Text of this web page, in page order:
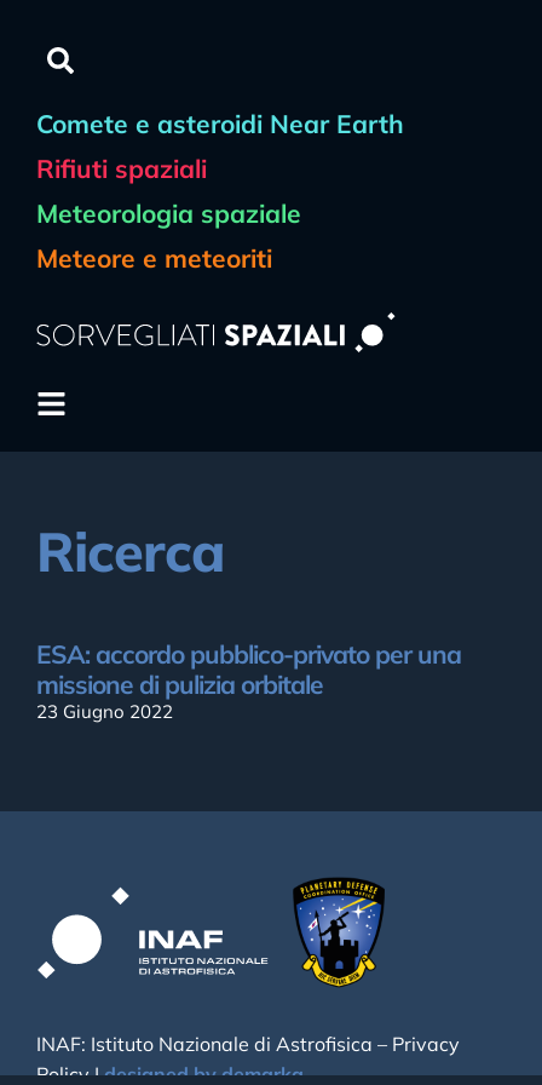
Comete e asteroidi Near Earth
Rifiuti spaziali
Meteorologia spaziale
Meteore e meteoriti
Ricerca
ESA: accordo pubblico-privato per una
missione di pulizia orbitale
23 Giugno 2022
INAF: Istituto Nazionale di Astrofisica – Privacy
Policy|designed by demarka